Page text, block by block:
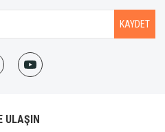
KAYDET
ULAŞIN